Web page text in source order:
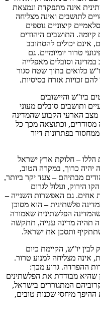
אינה מתפקדת ונמצאת
לתושבים ואינה מצליחה
קיצוניים נוספים
התושבים היהודים
אינם יכולים להסתובב
טרור יומיומיים. גם
וסובלים מאפלייה
כלואים בתוך שטח סגור
זכויות אזרח בסיסיות.
ביו"ש והיישובים
ותושבים סובלים מעוני
מצב הארעי הקבוע שהמדינה
מסודרים, וכתוצאה מכך כל
בפתרונות דיור
הללו – חלוקת ארץ ישראל
יהיה כרוך, במקרה הטוב,
מבתיהם – צעד יקר ביותר,
הירוק, ועלול לגרום
אחים. גם האפשרות השנייה –
פלשתינית – הוא מסוכן
שהמדינה הפלשתינית שאמורה
תהיה מדינה ענייה, תתקשה
ותסכן את ישראל.
יו"ש, הקיימת כיום
אינה מצליחה למנוע טרור.
ההפרדה. גרוע מכך:
שהיא מבודדת את הפלשתינים
המתגוררים בישראל,
מיחסי שכנות טובים,